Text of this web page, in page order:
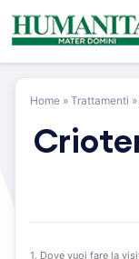
Skip
to
Home » Trattamenti »
1. Dove vuoi fare la